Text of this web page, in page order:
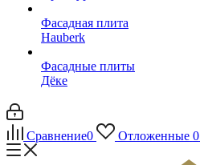
Фасадная плита
Hauberk
Фасадные плиты
Дёке
Сравнение0 Отложенные 0